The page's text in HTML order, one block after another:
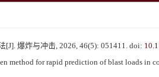
爆炸与冲击, 2026, 46(5): 051411. doi:
method for rapid prediction of blast loads in